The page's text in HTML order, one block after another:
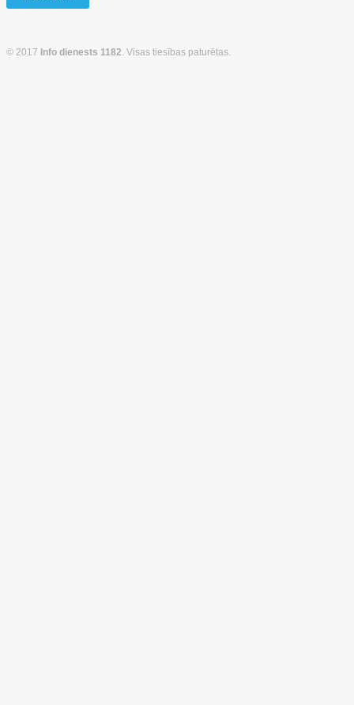
© 2017 Info dienests 1182. Visas tiesības paturētas.